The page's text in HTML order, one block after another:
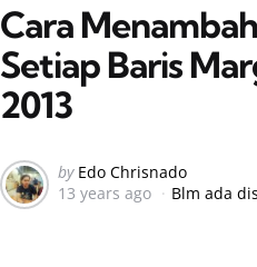
Cara
Setiap Baris
2013
Posted
by
by Edo Chrisnado
13 years ago
Blm ada